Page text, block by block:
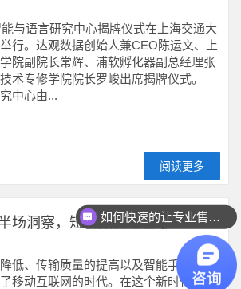
与语言研究中心揭牌仪式在上海交通大
行。达观数据创始人兼CEO陈运文、上
院副院长常辉、浦软孵化器副总经理张
术专修学院院长罗峻出席揭牌仪式。
中心由...
阅读更多
场洞察，短视频机遇在哪？
低、传输质量的提高以及智能手机的普
移动互联网的时代。在这个新时代潮流
如何快速的让专业售前联系我？